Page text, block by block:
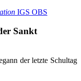
IGS OBS
Sankt
der letzte Schultag